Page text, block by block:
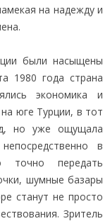
на надежду и
были насыщены
1980 года страна
экономика и
юге Турции, в тот
но уже ощущала
в
точно передать
шумные базары
станут не просто
Зритель